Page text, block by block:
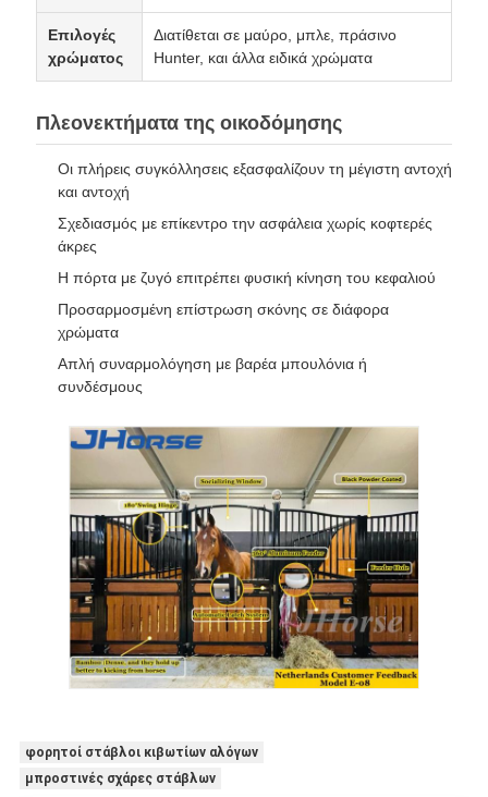
Επιλογές
χρώματος
Διατίθεται σε μαύρο, μπλε, πράσινο
Hunter, και άλλα ειδικά χρώματα
Πλεονεκτήματα της οικοδόμησης
Οι πλήρεις συγκόλλησεις εξασφαλίζουν τη μέγιστη αντοχή
και αντοχή
Σχεδιασμός με επίκεντρο την ασφάλεια χωρίς κοφτερές
άκρες
Η πόρτα με ζυγό επιτρέπει φυσική κίνηση του κεφαλιού
Προσαρμοσμένη επίστρωση σκόνης σε διάφορα
χρώματα
Απλή συναρμολόγηση με βαρέα μπουλόνια ή
συνδέσμους
φορητοί στάβλοι κιβωτίων αλόγων
μπροστινές σχάρες στάβλων